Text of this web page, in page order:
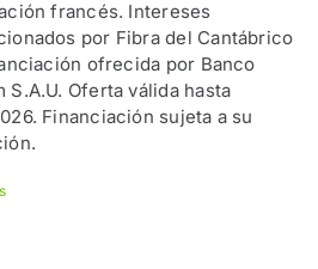
francés. Intereses
por Fibra del Cantábrico
ofrecida por Banco
S.A.U. Oferta válida hasta
Financiación sujeta a su